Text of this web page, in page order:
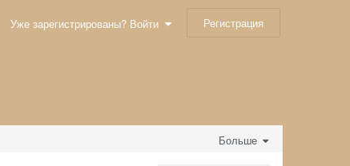
Уже зарегистрированы? Войти Регистрация
Больше